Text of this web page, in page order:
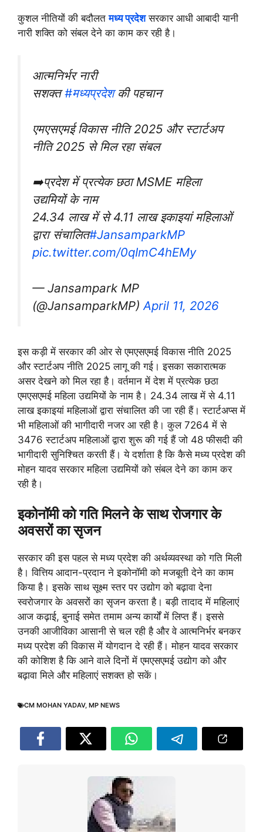
कुशल नीतियों की बदौलतमध्य प्रदेशसरकार आधी आबादी यानी
नारी शक्ति को संबल देने का काम कर रही है।
आत्मनिर्भर नारी
सशक्त#मध्यप्रदेशकी पहचान
एमएसएमई विकास नीति 2025 और स्टार्टअप
नीति 2025 से मिल रहा संबल
➡️प्रदेश में प्रत्येक छठा MSME महिला
उद्यमियों के नाम
24.34 लाख में से 4.11 लाख इकाइयां महिलाओं
द्वारा संचालित#JansamparkMP
pic.twitter.com/0qImC4hEMy
— Jansampark MP
(@JansamparkMP)April 11, 2026
इस कड़ी में सरकार की ओर से एमएसएमई विकास नीति 2025
और स्टार्टअप नीति 2025 लागू की गई। इसका सकारात्मक
असर देखने को मिल रहा है। वर्तमान में देश में प्रत्येक छठा
एमएसएमई महिला उद्यमियों के नाम है। 24.34 लाख में से 4.11
लाख इकाइयां महिलाओं द्वारा संचालित की जा रही हैं। स्टार्टअप्स में
भी महिलाओं की भागीदारी नजर आ रही है। कुल 7264 में से
3476 स्टार्टअप महिलाओं द्वारा शुरू की गई हैं जो 48 फीसदी की
भागीदारी सुनिश्चित करती हैं। ये दर्शाता है कि कैसे मध्य प्रदेश की
मोहन यादव सरकार महिला उद्यमियों को संबल देने का काम कर
रही है।
इकोनॉमी को गति मिलने के साथ रोजगार के
अवसरों का सृजन
सरकार की इस पहल से मध्य प्रदेश की अर्थव्यवस्था को गति मिली
है। वित्तिय आदान-प्रदान ने इकोनॉमी को मजबूती देने का काम
किया है। इसके साथ सूक्ष्म स्तर पर उद्योग को बढ़ावा देना
स्वरोजगार के अवसरों का सृजन करता है। बड़ी तादाद में महिलाएं
आज कढ़ाई, बुनाई समेत तमाम अन्य कार्यों में लिप्त हैं। इससे
उनकी आजीविका आसानी से चल रही है और वे आत्मनिर्भर बनकर
मध्य प्रदेश की विकास में योगदान दे रही हैं। मोहन यादव सरकार
की कोशिश है कि आने वाले दिनों में एमएसएमई उद्योग को और
बढ़ावा मिले और महिलाएं सशक्त हो सकें।
CM MOHAN YADAV, MP NEWS